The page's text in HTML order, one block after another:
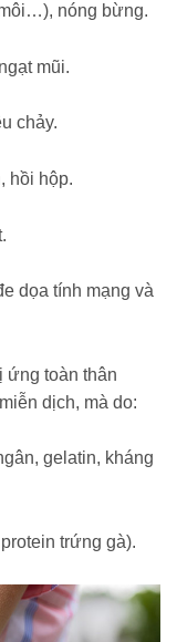
nóng bừng.
mũi.
chảy.
hồi hộp.
dọa tính mạng và
ứng toàn thân
dịch, mà do:
gelatin, kháng
trứng gà).